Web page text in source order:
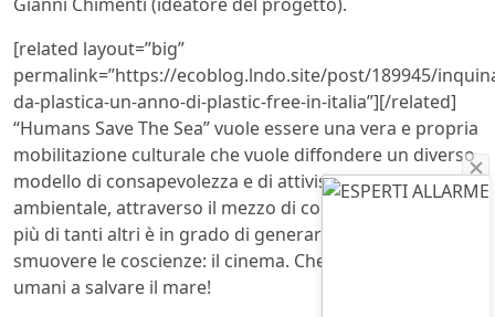
[related layout=”big”
permalink=”https://ecoblog.lndo.site/post/189945/
da-plastica-un-anno-di-plastic-free-in-italia”][/related]
“Humans Save The Sea” vuole essere una vera e propria
mobilitazione culturale che vuole diffondere un diverso
modello di consapevolezza e di attivismo nella difesa
ambientale, attraverso il mezzo di comunicazione che
più di tanti altri è in grado di generare emozioni e
smuovere le coscienze: il cinema. Che siano quindi gli
umani a salvare il mare!